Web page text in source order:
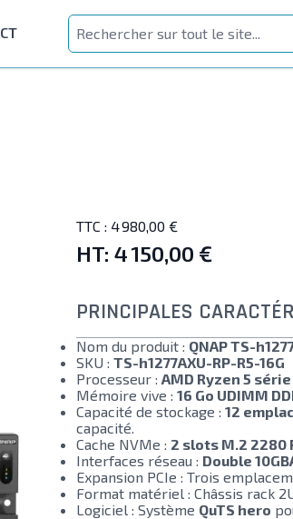
TTC : 4 980,00 €
HT: 4 150,00 €
PRINCIPALES
Nom du produit : QNAP TS-
SKU : TS-h1277AXU-RP-R5-16G
Processeur : AMD Ryzen 5
Mémoire vive : 16 Go UDIMM
Capacité de stockage : 12
capacité.
Cache NVMe : 2 slots M.2 2280
Interfaces réseau : Double
Expansion PCIe : Trois
Format matériel : Châssis rack
Logiciel : Système QuTS hero